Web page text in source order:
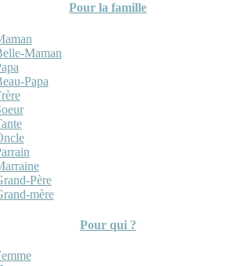
Pour la famille
Maman
Papa
Père
mère
Pour qui ?